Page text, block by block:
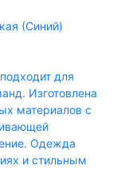
(Синий)
для
Изготовлена
материалов с
Одежда
и стильным